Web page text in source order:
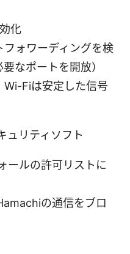
化
ォワーディングを検
なポートを開放）
Wi-Fiは安定した信号
ュリティソフト
ールの許可リストに
の通信をブロ